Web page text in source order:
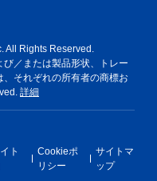
All Rights Reserved.
／または製品形状、トレー
、それぞれの所有者の商標お
詳細
ト
Cookieポ
リシー
サイトマ
ップ